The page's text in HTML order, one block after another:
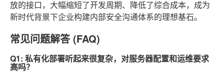
放的接口，大幅缩短了开发周期、降低了综合成本，成为
新时代背景下企业构建内部安全沟通体系的理想基石。
常见问题解答 (FAQ)
Q1: 私有化部署听起来很复杂，对服务器配置和运维要求
高吗？